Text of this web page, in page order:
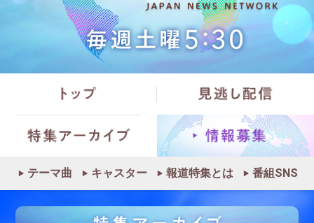
テーマ曲 キャスター 報道特集とは 番組SNS